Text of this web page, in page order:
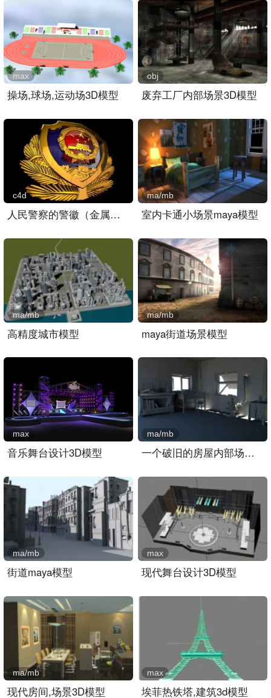
操场,球场,运动场3D模型
max
废弃工厂内部场景3D模型
obj
人民警察的警徽（金属材质）..
c4d
室内卡通小场景maya模型
ma/mb
高精度城市模型
ma/mb
maya街道场景模型
ma/mb
音乐舞台设计3D模型
max
一个破旧的房屋内部场景ma..
ma/mb
街道maya模型
ma/mb
现代舞台设计3D模型
max
现代房间,场景3D模型
ma/mb
埃菲热铁塔,建筑3d模型
max